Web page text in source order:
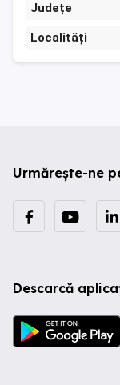
Județe
Localități
Urmărește-ne
Descarcă